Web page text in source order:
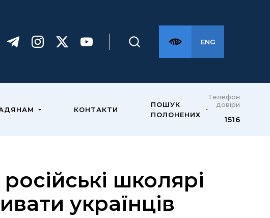
ENG
КОНТАКТИ
ПОШУК
ПОЛОНЕНИХ
Телефон
довіри
1516
школярі
українців